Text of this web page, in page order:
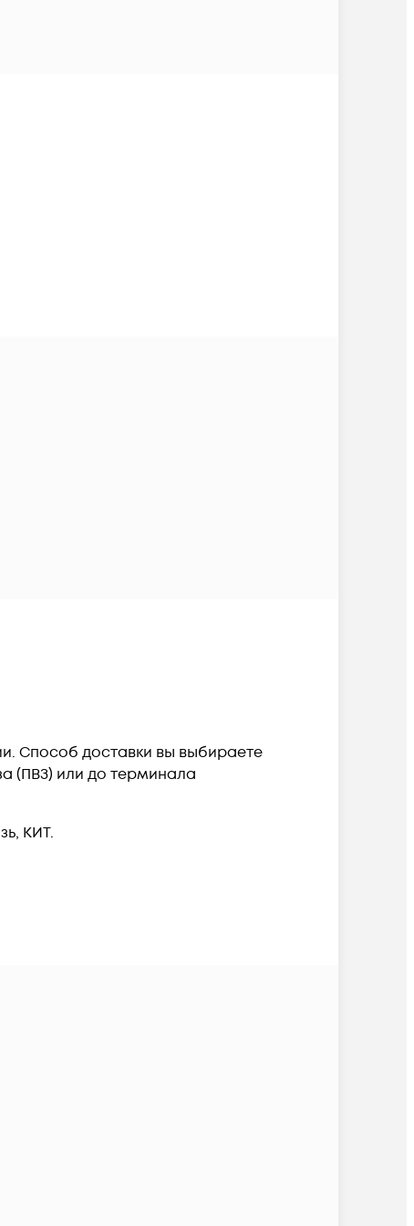
Способ доставки вы выбираете
(ПВЗ) или до терминала
КИТ.